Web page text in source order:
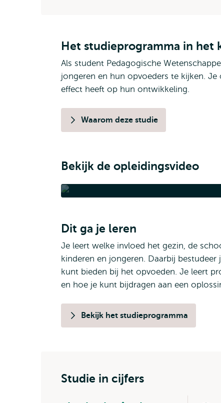
Het studieprogramma in het
Als student Pedagogische
jongeren en hun opvoeders te kijken.
effect heeft op hun ontwikkeling.
Waarom deze studie
Bekijk de opleidingsvideo
Dit ga je leren
Je leert welke invloed het gezin, de
kinderen en jongeren. Daarbij
kunt bieden bij het opvoeden. Je leert
en hoe je kunt bijdragen aan een
Bekijk het studieprogramma
Studie in cijfers